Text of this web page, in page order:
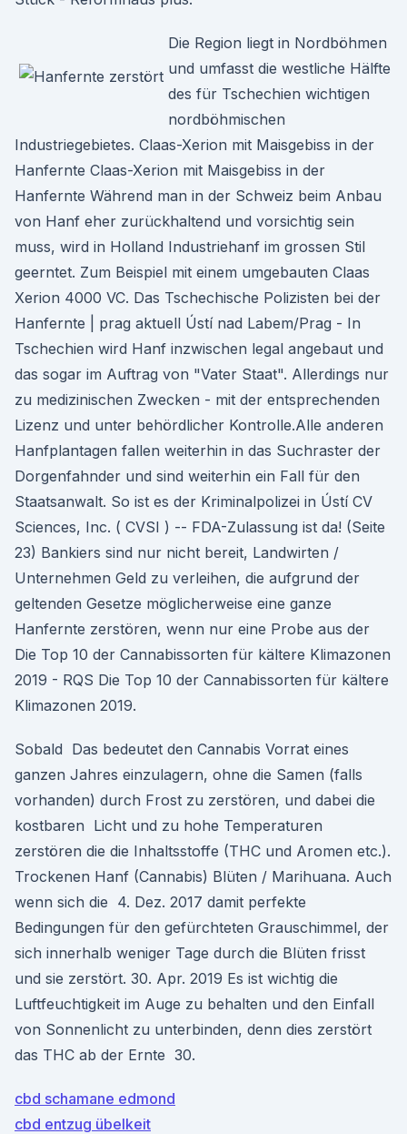
Die Region liegt in Nordböhmen
und umfasst die westliche Hälfte
des für Tschechien wichtigen
nordböhmischen
Industriegebietes. Claas-Xerion mit Maisgebiss in der
Hanfernte Claas-Xerion mit Maisgebiss in der
Hanfernte Während man in der Schweiz beim Anbau
von Hanf eher zurückhaltend und vorsichtig sein
muss, wird in Holland Industriehanf im grossen Stil
geerntet. Zum Beispiel mit einem umgebauten Claas
Xerion 4000 VC. Das Tschechische Polizisten bei der
Hanfernte | prag aktuell Ústí nad Labem/Prag - In
Tschechien wird Hanf inzwischen legal angebaut und
das sogar im Auftrag von "Vater Staat". Allerdings nur
zu medizinischen Zwecken - mit der entsprechenden
Lizenz und unter behördlicher Kontrolle.Alle anderen
Hanfplantagen fallen weiterhin in das Suchraster der
Dorgenfahnder und sind weiterhin ein Fall für den
Staatsanwalt. So ist es der Kriminalpolizei in Ústí CV
Sciences, Inc. ( CVSI ) -- FDA-Zulassung ist da! (Seite
23) Bankiers sind nur nicht bereit, Landwirten /
Unternehmen Geld zu verleihen, die aufgrund der
geltenden Gesetze möglicherweise eine ganze
Hanfernte zerstören, wenn nur eine Probe aus der
Die Top 10 der Cannabissorten für kältere Klimazonen
2019 - RQS Die Top 10 der Cannabissorten für kältere
Klimazonen 2019.
Sobald Das bedeutet den Cannabis Vorrat eines
ganzen Jahres einzulagern, ohne die Samen (falls
vorhanden) durch Frost zu zerstören, und dabei die
kostbaren Licht und zu hohe Temperaturen
zerstören die die Inhaltsstoffe (THC und Aromen etc.).
Trockenen Hanf (Cannabis) Blüten / Marihuana. Auch
wenn sich die 4. Dez. 2017 damit perfekte
Bedingungen für den gefürchteten Grauschimmel, der
sich innerhalb weniger Tage durch die Blüten frisst
und sie zerstört. 30. Apr. 2019 Es ist wichtig die
Luftfeuchtigkeit im Auge zu behalten und den Einfall
von Sonnenlicht zu unterbinden, denn dies zerstört
das THC ab der Ernte 30.
cbd schamane edmond
cbd entzug übelkeit